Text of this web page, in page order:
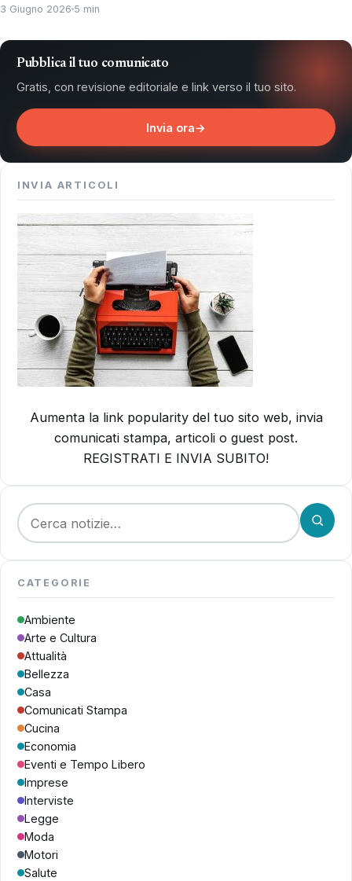
3 Giugno 2026 5 min
Pubblica il tuo comunicato
Gratis, con revisione editoriale e link verso il tuo sito.
Invia ora→
INVIA ARTICOLI
Aumenta la link popularity del tuo sito web, invia
comunicati stampa, articoli o guest post.
REGISTRATI E INVIA SUBITO!
Cerca:
CATEGORIE
Ambiente
Arte e Cultura
Attualità
Bellezza
Casa
Comunicati Stampa
Cucina
Economia
Eventi e Tempo Libero
Imprese
Interviste
Legge
Moda
Motori
Salute